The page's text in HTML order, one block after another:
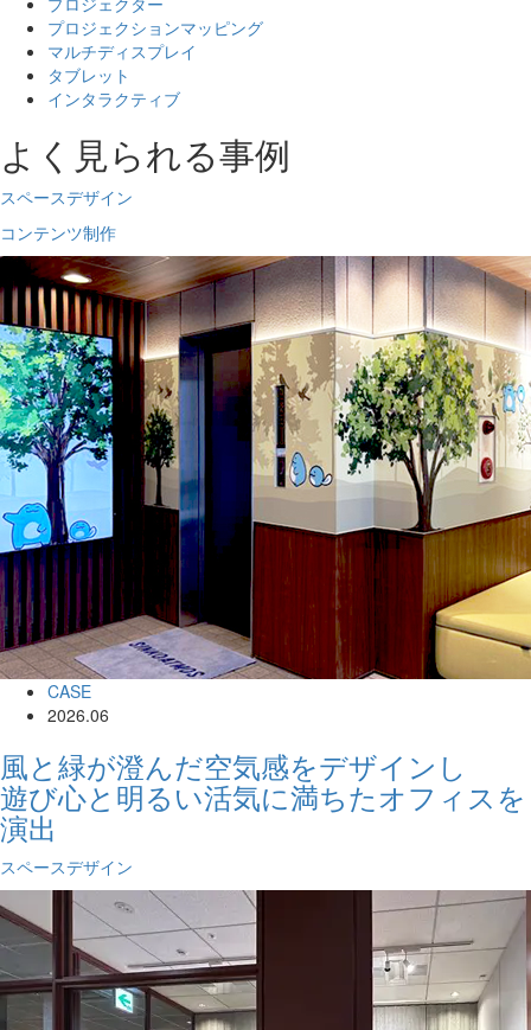
プロジェクションマッピング
マルチディスプレイ
タブレット
インタラクティブ
よく見られる事例
スペースデザイン
コンテンツ制作
CASE
2026.06
風と緑が澄んだ空気感をデザインし
遊び心と明るい活気に満ちたオフィスを
演出
スペースデザイン